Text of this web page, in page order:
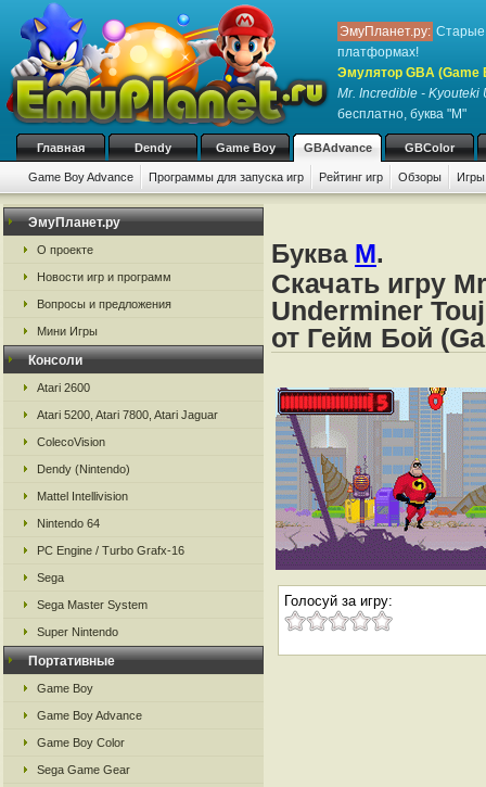
ЭмуПланет.ру: Старые
платформах!
Эмулятор GBA (Game
Mr. Incredible - Kyouteki
бесплатно, буква "M"
Главная Dendy Game Boy GBAdvance GBColor
Game Boy Advance Программы для запуска игр Рейтинг игр Обзоры
ЭмуПланет.ру
О проекте
Новости игр и программ
Вопросы и предложения
Мини Игры
Консоли
Atari 2600
Atari 5200, Atari 7800, Atari Jaguar
ColecoVision
Dendy (Nintendo)
Mattel Intellivision
Nintendo 64
PC Engine / Turbo Grafx-16
Sega
Sega Master System
Super Nintendo
Портативные
Game Boy
Game Boy Advance
Game Boy Color
Sega Game Gear
Буква M.
Скачать игру
Underminer
от Гейм Бой
Голосуй за игру: